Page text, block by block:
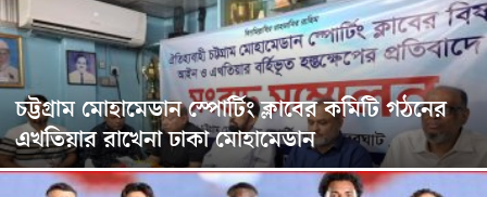
চট্টগ্রাম মোহামেডান স্পোর্টিং ক্লাবের কমিটি গঠনের
এখতিয়ার রাখেনা ঢাকা মোহামেডান